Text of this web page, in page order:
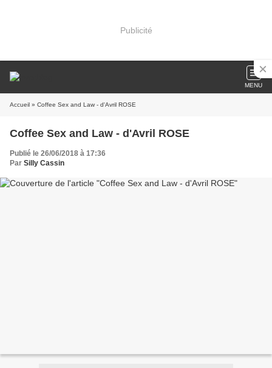
Publicité
MENU
Accueil » Coffee Sex and Law - d'Avril ROSE
Coffee Sex and Law - d'Avril ROSE
Publié le 26/06/2018 à 17:36
Par Silly Cassin